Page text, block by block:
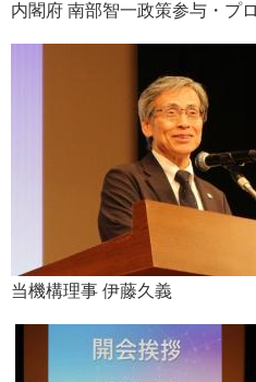
内閣府 南部智一政策参与・プ
当機構理事 伊藤久義